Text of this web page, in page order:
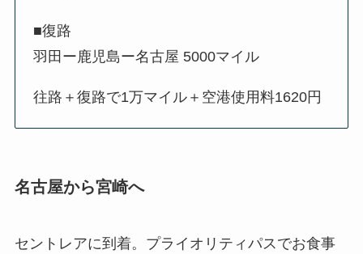
■復路
羽田ー鹿児島ー名古屋 5000マイル
往路＋復路で1万マイル＋空港使用料1620円
名古屋から宮崎へ
セントレアに到着。プライオリティパスでお食事